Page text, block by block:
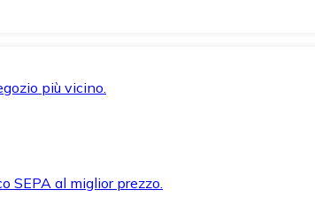
più vicino.
SEPA al miglior prezzo.